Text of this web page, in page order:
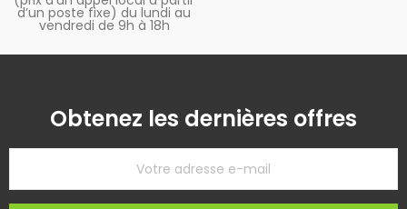
d’un poste fixe) du lundi au
vendredi de 9h à 18h
Obtenez les dernières offres